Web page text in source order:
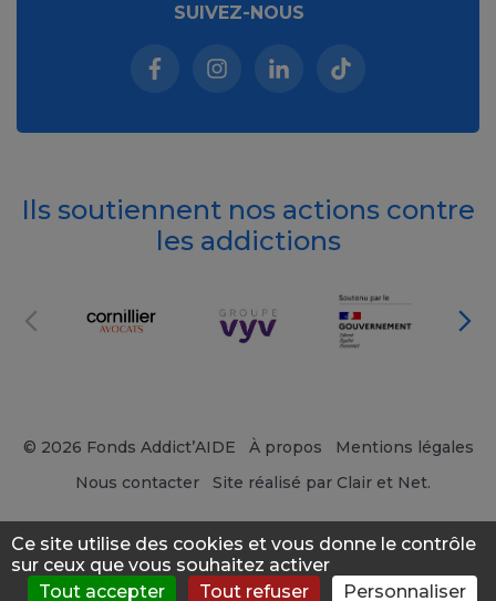
SUIVEZ-NOUS
Facebook (nouvelle fenêtre)
Instagram (nouvelle fenêtre)
Linkedin (nouvelle
Tiktok (nouvelle
Ils soutiennent nos actions contre
les addictions
© 2026 Fonds Addict’AIDE À propos
Mentions légales
Nous contacter
Site réalisé par Clair et Net.
Ce site utilise des cookies et vous donne le contrôle
sur ceux que vous souhaitez activer
Tout accepter
Tout refuser Personnaliser